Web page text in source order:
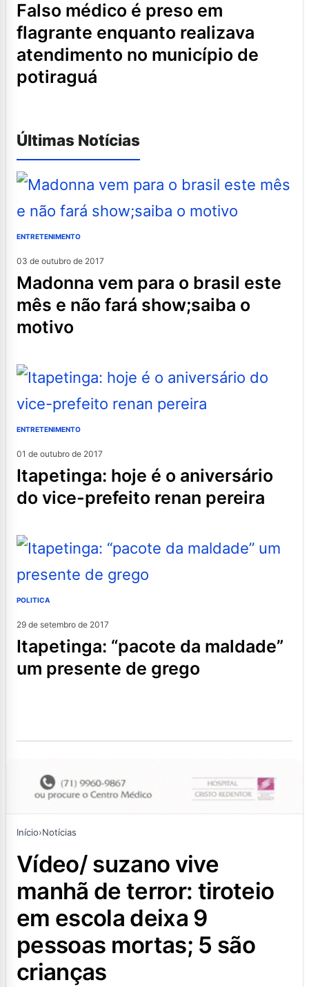
falso médico é preso em
flagrante enquanto realizava
atendimento no município de
potiraguá
Últimas Notícias
ENTRETENIMENTO
03 de outubro de 2017
madonna vem para o brasil este
mês e não fará show;saiba o
motivo
ENTRETENIMENTO
01 de outubro de 2017
itapetinga: hoje é o aniversário
do vice-prefeito renan pereira
POLITICA
29 de setembro de 2017
itapetinga: “pacote da maldade”
um presente de grego
Início›Notícias
vídeo/ suzano vive
manhã de terror: tiroteio
em escola deixa 9
pessoas mortas; 5 são
crianças